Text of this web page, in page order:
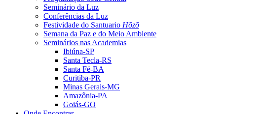
Seminário da Luz
Conferências da Luz
Festividade do Santuario Hōzō
Semana da Paz e do Meio Ambiente
Seminários nas Academias
Ibiúna-SP
Santa Tecla-RS
Santa Fé-BA
Curitiba-PR
Minas Gerais-MG
Amazônia-PA
Goiás-GO